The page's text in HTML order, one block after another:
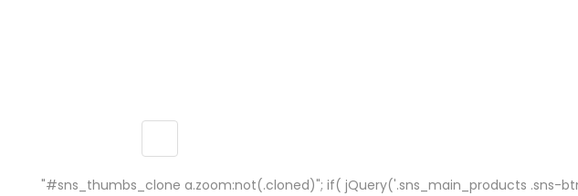
"#sns_thumbs_clone a.zoom:not(.cloned)"; if( jQuery('.sns_main_products .sns-